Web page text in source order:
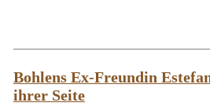
Bohlens Ex-Freundin
ihrer Seite